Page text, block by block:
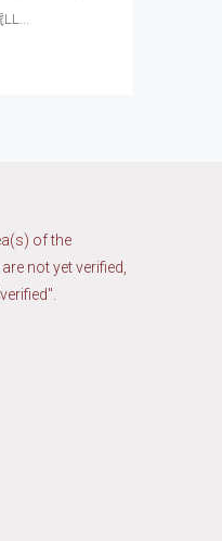
of the
not yet verified,